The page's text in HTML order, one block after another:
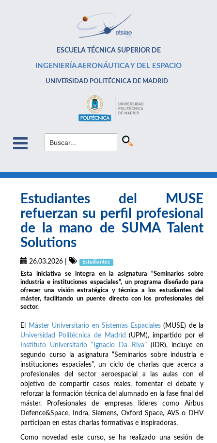
ESCUELA TÉCNICA SUPERIOR DE
INGENIERÍA AERONÁUTICA Y DEL ESPACIO
UNIVERSIDAD POLITÉCNICA DE MADRID
Estudiantes del MUSE
refuerzan su perfil profesional
de la mano de SUMA Talent
Solutions
26.03.2026 Estudiantes
Esta iniciativa se integra en la asignatura “Seminarios sobre
industria e instituciones espaciales”, un programa diseñado para
ofrecer una visión estratégica y técnica a los estudiantes del
máster, facilitando un puente directo con los profesionales del
sector.
El Máster Universitario en Sistemas Espaciales(MUSE) de la
Universidad Politécnica de Madrid (UPM), impartido por el
Instituto Universitario “Ignacio Da Riva”(IDR), incluye en
segundo curso la asignatura “Seminarios sobre industria e
instituciones espaciales”, un ciclo de charlas que acerca a
profesionales del sector aeroespacial a las aulas con el
objetivo de compartir casos reales, fomentar el debate y
reforzar la formación técnica del alumnado en la fase final del
máster. Profesionales de empresas líderes como Airbus
Defence&Space, Indra, Siemens, Oxford Space, AVS o DHV
participan en estas charlas formativas e inspiradoras.
Como novedad este curso, se ha realizado una sesión de